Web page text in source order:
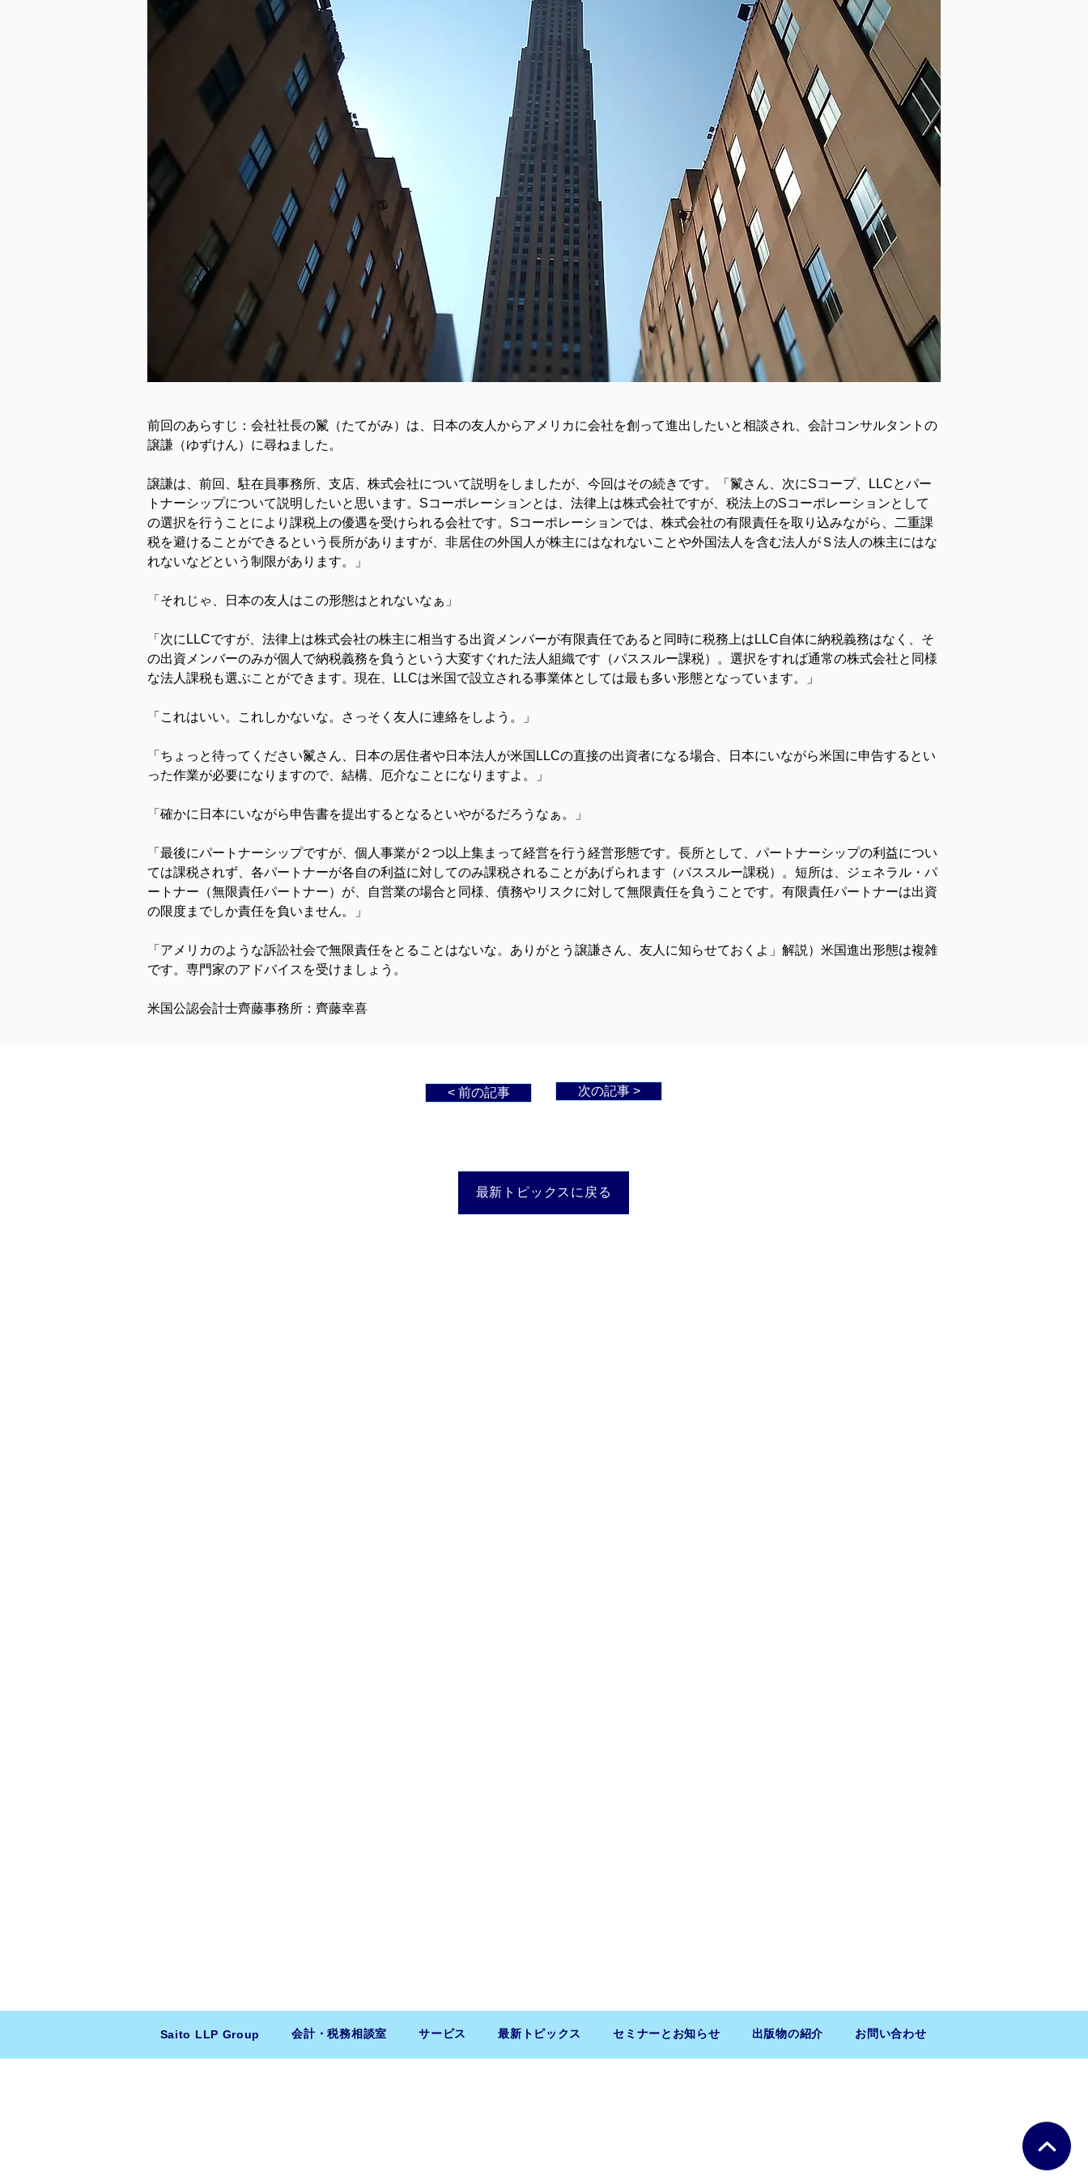
前回のあらすじ：会社社長の鬣（たてがみ）は、日本の友人からアメリカに会社を創って進出したいと相談され、会計コンサルタントの
譲謙（ゆずけん）に尋ねました。
譲謙は、前回、駐在員事務所、支店、株式会社について説明をしましたが、今回はその続きです。「鬣さん、次にSコープ、LLCとパー
トナーシップについて説明したいと思います。Sコーポレーションとは、法律上は株式会社ですが、税法上のSコーポレーションとして
の選択を行うことにより課税上の優遇を受けられる会社です。Sコーポレーションでは、株式会社の有限責任を取り込みながら、二重課
税を避けることができるという長所がありますが、非居住の外国人が株主にはなれないことや外国法人を含む法人がＳ法人の株主にはな
れないなどという制限があります。」
「それじゃ、日本の友人はこの形態はとれないなぁ」
「次にLLCですが、法律上は株式会社の株主に相当する出資メンバーが有限責任であると同時に税務上はLLC自体に納税義務はなく、そ
の出資メンバーのみが個人で納税義務を負うという大変すぐれた法人組織です（パススルー課税）。選択をすれば通常の株式会社と同様
な法人課税も選ぶことができます。現在、LLCは米国で設立される事業体としては最も多い形態となっています。」
「これはいい。これしかないな。さっそく友人に連絡をしよう。」
「ちょっと待ってください鬣さん、日本の居住者や日本法人が米国LLCの直接の出資者になる場合、日本にいながら米国に申告するとい
った作業が必要になりますので、結構、厄介なことになりますよ。」
「確かに日本にいながら申告書を提出するとなるといやがるだろうなぁ。」
「最後にパートナーシップですが、個人事業が２つ以上集まって経営を行う経営形態です。長所として、パートナーシップの利益につい
ては課税されず、各パートナーが各自の利益に対してのみ課税されることがあげられます（パススルー課税）。短所は、ジェネラル・パ
ートナー（無限責任パートナー）が、自営業の場合と同様、債務やリスクに対して無限責任を負うことです。有限責任パートナーは出資
の限度までしか責任を負いません。」
「アメリカのような訴訟社会で無限責任をとることはないな。ありがとう譲謙さん、友人に知らせておくよ」解説）米国進出形態は複雑
です。専門家のアドバイスを受けましょう。
米国公認会計士齊藤事務所：齊藤幸喜
< 前の記事 次の記事 >
最新トピックスに戻る
Saito LLP Group 会計・税務相談室 サービス 最新トピックス セミナーとお知らせ 出版物の紹介 お問い合わせ